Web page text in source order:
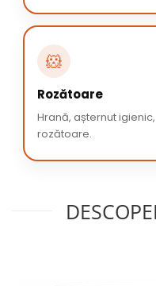
🐹
Rozătoare
Hrană, așternut
rozătoare.